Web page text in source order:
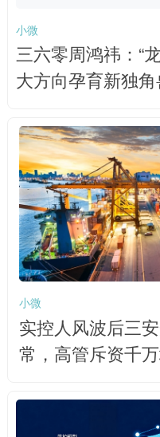
小微
三六零周鸿祎：“
大方向孕育新独角
小微
实控人风波后三
常，高管斥资千